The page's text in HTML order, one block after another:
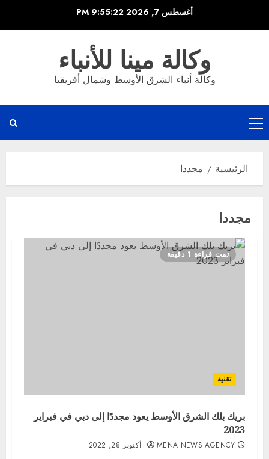
أغسطس 7, 2026 9:55:22 PM
وكالة مينا للأنباء
وكالة أنباء الشرق الأوسط وشمال أفريقيا
القائمة
الرئيسية
الرئيسية مجددا
مجددا
تمت قراءة 1 دقيقة
تقنية
بريك بلك الشرق الأوسط يعود مجددًا إلى دبي في فبراير
2023
MENA NEWS AGENCY أكتوبر 28, 2022